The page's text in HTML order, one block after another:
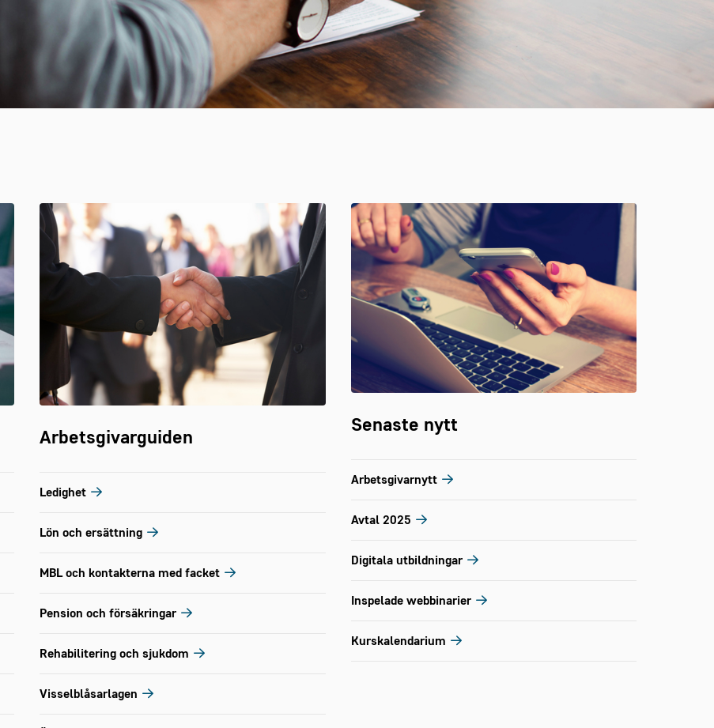
Arbetsgivarguiden
Ledighet
Lön och ersättning
MBL och kontakterna med facket
Pension och försäkringar
Rehabilitering och sjukdom
Visselblåsarlagen
Senaste nytt
Arbetsgivarnytt
Avtal 2025
Digitala utbildningar
Inspelade webbinarier
Kurskalendarium